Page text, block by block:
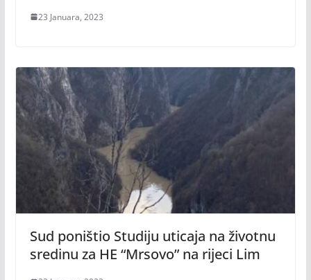
23 Januara, 2023
Sud poništio Studiju uticaja na životnu
sredinu za HE “Mrsovo” na rijeci Lim